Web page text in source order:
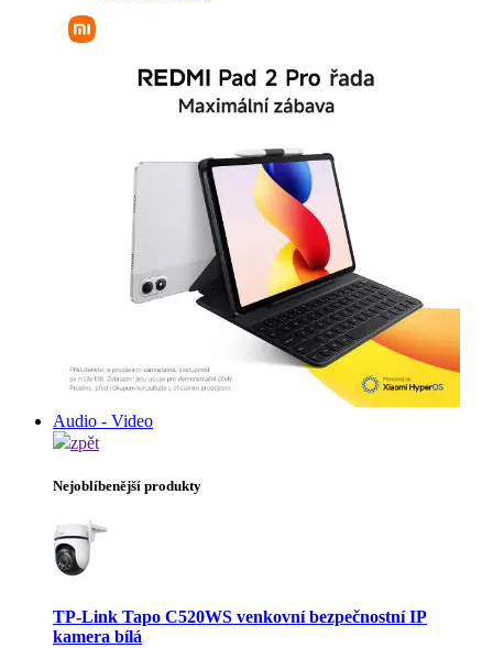
Audio - Video
zpět
Nejoblíbenější produkty
TP-Link Tapo C520WS venkovní bezpečnostní IP
kamera bílá